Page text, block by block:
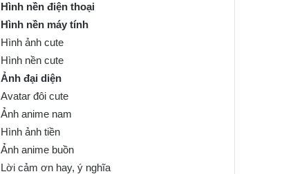
Hình nền điện thoại
Hình nền máy tính
Hình ảnh cute
Hình nền cute
Ảnh đại diện
Avatar đôi cute
Ảnh anime nam
Hình ảnh tiền
Ảnh anime buồn
Lời cảm ơn hay, ý nghĩa